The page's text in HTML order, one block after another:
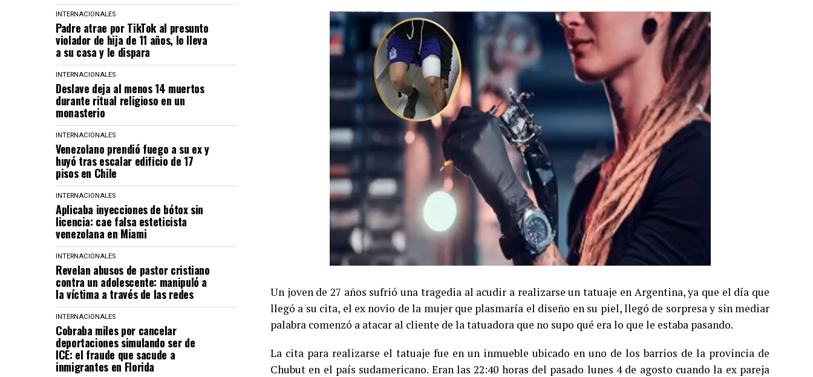
INTERNACIONALES
Padre atrae por TikTok al presunto
violador de hija de 11 años, lo lleva
a su casa y le dispara
INTERNACIONALES
Deslave deja al menos 14 muertos
durante ritual religioso en un
monasterio
INTERNACIONALES
Venezolano prendió fuego a su ex y
huyó tras escalar edificio de 17
pisos en Chile
INTERNACIONALES
Aplicaba inyecciones de bótox sin
licencia: cae falsa esteticista
venezolana en Miami
INTERNACIONALES
Revelan abusos de pastor cristiano
contra un adolescente: manipuló a
la víctima a través de las redes
INTERNACIONALES
Cobraba miles por cancelar
deportaciones simulando ser de
ICE: el fraude que sacude a
inmigrantes en Florida
Un joven de 27 años sufrió una tragedia al acudir a realizarse un tatuaje en Argentina, ya que el día que
llegó a su cita, el ex novio de la mujer que plasmaría el diseño en su piel, llegó de sorpresa y sin mediar
palabra comenzó a atacar al cliente de la tatuadora que no supo qué era lo que le estaba pasando.
La cita para realizarse el tatuaje fue en un inmueble ubicado en uno de los barrios de la provincia de
Chubut en el país sudamericano. Eran las 22:40 horas del pasado lunes 4 de agosto cuando la ex pareja